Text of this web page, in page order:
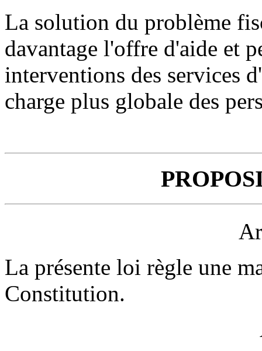
La solution du problème
davantage l'offre d'aide et
interventions des services
charge plus globale des
La présente loi règle une
Constitution.